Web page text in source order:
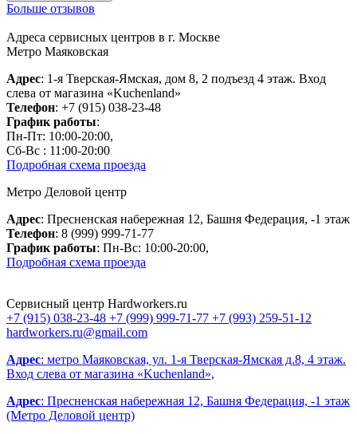
Больше отзывов
Адреса сервисных центров в г. Москве
Метро Маяковская
Адрес: 1-я Тверская-Ямская, дом 8, 2 подъезд 4 этаж. Вход
слева от магазина «Kuchenland»
Телефон: +7 (915) 038-23-48
График работы:
Пн-Пт: 10:00-20:00,
Сб-Вс : 11:00-20:00
Подробная схема проезда
Метро Деловой центр
Адрес: Пресненская набережная 12, Башня Федерация, -1 этаж
Телефон: 8 (999) 999-71-77
График работы: Пн-Вс: 10:00-20:00,
Подробная схема проезда
Сервисный центр Hardworkers.ru
+7 (915) 038-23-48 +7 (999) 999-71-77 +7 (993) 259-51-12
hardworkers.ru@gmail.com
Адрес: метро Маяковская, ул. 1-я Тверская-Ямская д.8, 4 этаж.
Вход слева от магазина «Kuchenland»,
Адрес: Пресненская набережная 12, Башня Федерация, -1 этаж
(Метро Деловой центр)